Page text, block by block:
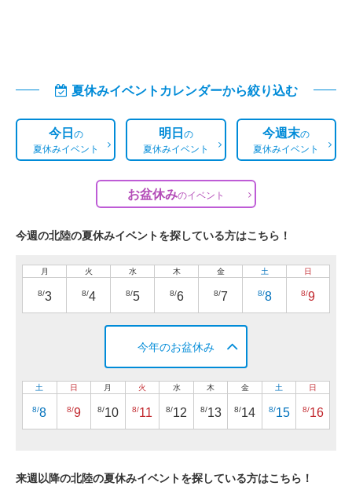
夏休みイベントカレンダーから絞り込む
今日の
夏休みイベント
明日の
夏休みイベント
今週末の
夏休みイベント
お盆休みのイベント
今週の北陸の夏休みイベントを探している方はこちら！
月
8/3
火
8/4
水
8/5
木
8/6
金
8/7
土
8/8
日
8/9
今年のお盆休み
土
8/8
日
8/9
月
8/10
火
8/11
水
8/12
木
8/13
金
8/14
土
8/15
日
8/16
来週以降の北陸の夏休みイベントを探している方はこちら！